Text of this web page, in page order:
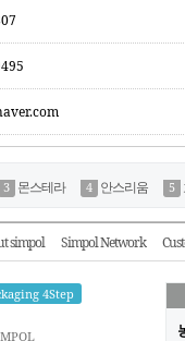
몬스테라 안스리움
simpol Simpol Network
4Step